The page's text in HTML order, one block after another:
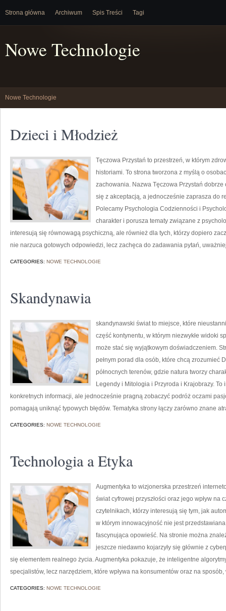
Strona główna Archiwum Spis Treści Tagi
Nowe Technologie
Nowe Technologie
Dzieci i Młodzież
Tęczowa Przystań to przestrzeń, w którym
historiami. To strona tworzona z myślą o
zachowania. Nazwa Tęczowa Przystań
się z akceptacją, a jednocześnie zaprasza do
Polecamy Psychologia Codzienności i
charakter i porusza tematy związane z
interesują się równowagą psychiczną, ale również dla tych, którzy dopiero
nie narzuca gotowych odpowiedzi, lecz zachęca do zadawania pytań,
CATEGORIES: NOWE TECHNOLOGIE
Skandynawia
skandynawski świat to miejsce, które
część kontynentu, w którym niezwykłe widoki
może stać się wyjątkowym doświadczeniem.
pełnym porad dla osób, które chcą zrozumieć
północnych terenów, gdzie natura tworzy
Legendy i Mitologia i Przyroda i Krajobrazy.
konkretnych informacji, ale jednocześnie pragną zobaczyć podróż oczami
pomagają uniknąć typowych błędów. Tematyka strony łączy zarówno znane
CATEGORIES: NOWE TECHNOLOGIE
Technologia a Etyka
Augmentyka to wizjonerska przestrzeń
świat cyfrowej przyszłości oraz jego wpływ na
czytelnikach, którzy interesują się tym, jak
w którym innowacyjność nie jest
fascynująca opowieść. Na stronie można
jeszcze niedawno kojarzyły się głównie z
się elementem realnego życia. Augmentyka pokazuje, że inteligentne
specjalistów, lecz narzędziem, które wpływa na konsumentów oraz na sposób,
CATEGORIES: NOWE TECHNOLOGIE